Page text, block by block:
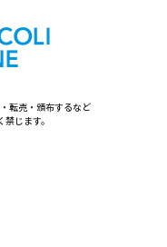
転売・頒布するなど
じます。